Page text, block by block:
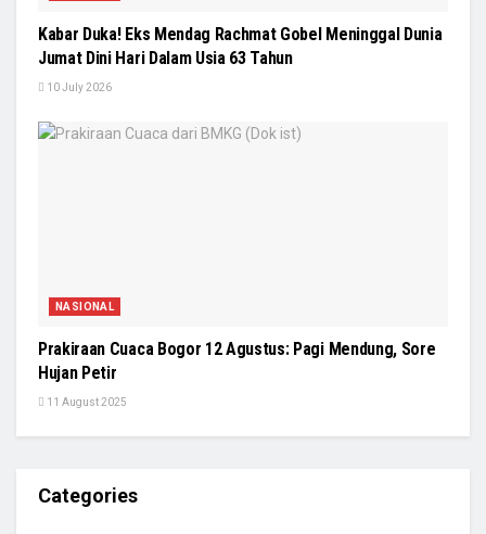
Kabar Duka! Eks Mendag Rachmat Gobel Meninggal Dunia
Jumat Dini Hari Dalam Usia 63 Tahun
10 July 2026
NASIONAL
Prakiraan Cuaca Bogor 12 Agustus: Pagi Mendung, Sore
Hujan Petir
11 August 2025
Categories